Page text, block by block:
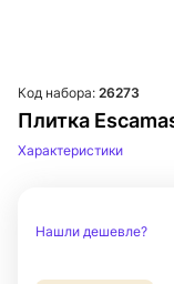
Плитка
Код набора: 26273
Характеристики
Нашли дешевле?